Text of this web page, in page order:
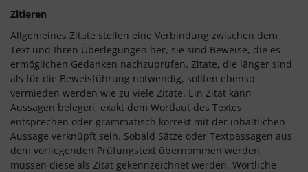
Zitieren
Allgemeines Zitate stellen eine Verbindung zwischen dem
Text und Ihren Überlegungen her, sie sind Beweise, die es
ermöglichen Gedanken nachzuprüfen. Zitate, die länger sind
als für die Beweisführung notwendig, sollten ebenso
vermieden werden wie zu viele Zitate. Ein Zitat kann
Aussagen belegen, exakt dem Wortlaut des Textes
entsprechen oder grammatisch korrekt mit der inhaltlichen
Aussage verknüpft sein. Sobald Sätze oder Textpassagen aus
dem vorliegenden Prüfungstext übernommen werden,
müssen diese als Zitat gekennzeichnet werden. Wörtliche